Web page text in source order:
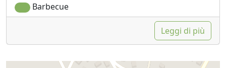
Barbecue
Leggi di più